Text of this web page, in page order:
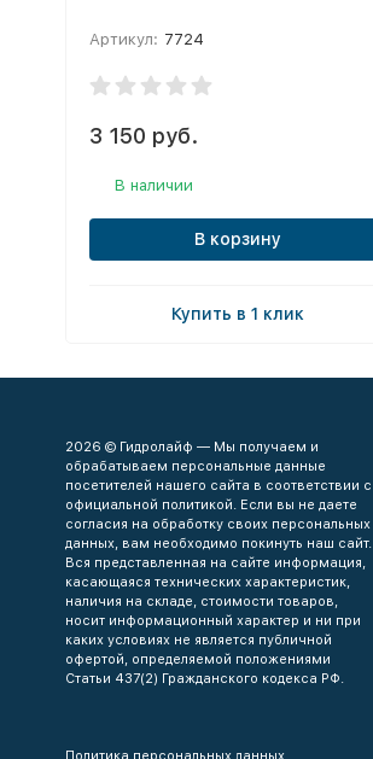
Артикул: 7724
3 150 руб.
В наличии
В корзину
Купить в 1 клик
2026 © Гидролайф — Мы получаем и
обрабатываем персональные данные
посетителей нашего сайта в соответствии с
официальной политикой. Если вы не даете
согласия на обработку своих персональных
данных, вам необходимо покинуть наш сайт.
Вся представленная на сайте информация,
касающаяся технических характеристик,
наличия на складе, стоимости товаров,
носит информационный характер и ни при
каких условиях не является публичной
офертой, определяемой положениями
Статьи 437(2) Гражданского кодекса РФ.